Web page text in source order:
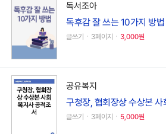
독서조아
독후감 잘 쓰는 10가지 방법
글쓰기ㆍ3페이지ㆍ 3,000원
공유복지
구청장, 협회장상 수상본 사
글쓰기ㆍ3페이지ㆍ 5,000원